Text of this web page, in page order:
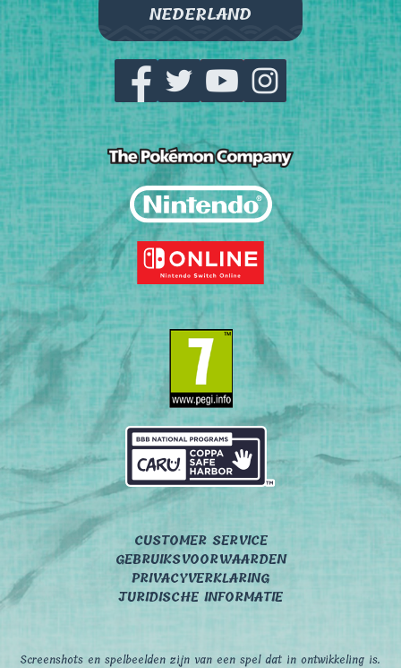
NEDERLAND
CUSTOMER SERVICE
GEBRUIKSVOORWAARDEN
PRIVACYVERKLARING
JURIDISCHE INFORMATIE
Screenshots en spelbeelden zijn van een spel dat in ontwikkeling is.